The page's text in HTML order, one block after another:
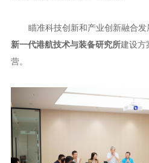
瞄准科技创新和产业创新融合发
新一代港航技术与装备研究所建设方
营。